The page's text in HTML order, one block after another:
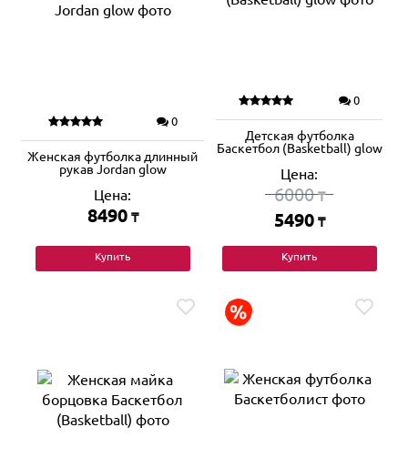
0
Женская футболка длинный
рукав Jordan glow
Цена:
8490 ₸
Купить
0
Детская футболка
Баскетбол (Basketball) glow
Цена:
6000₸
5490 ₸
Купить